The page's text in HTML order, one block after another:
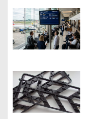
з
а
и
с